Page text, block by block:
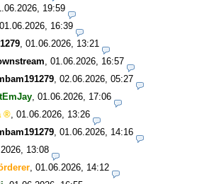
19:59
01.06.2026, 16:39
01.06.2026, 13:21
01.06.2026, 16:57
02.06.2026, 05:27
01.06.2026, 17:06
01.06.2026, 13:26
01.06.2026, 14:16
13:08
01.06.2026, 14:12